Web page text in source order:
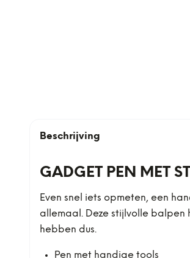
Beschrijving
GADGET PEN MET
Even snel iets opmeten, een
allemaal. Deze stijlvolle
hebben dus.
Pen met handige tools